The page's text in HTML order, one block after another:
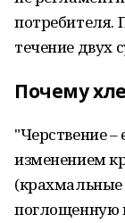
потребителя.
течение двух
Почему
"Черствение
изменением
(крахмальные
поглощенную